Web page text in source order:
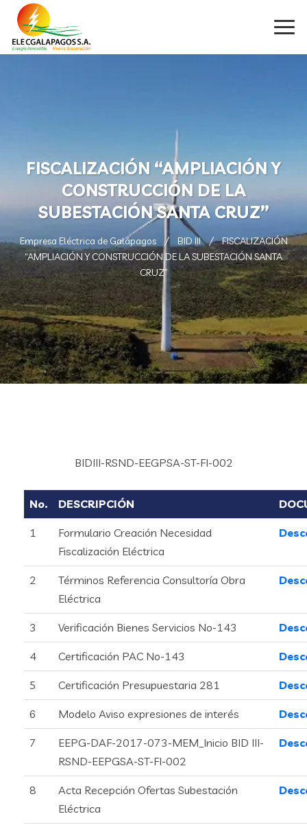
FISCALIZACIÓN “AMPLIACIÓN Y
CONSTRUCCIÓN DE LA
SUBESTACIÓN SANTA CRUZ”
Empresa Eléctrica de Galápagos BID III
FISCALIZACIÓN
“AMPLIACIÓN Y CONSTRUCCIÓN DE LA SUBESTACIÓN SANTA
CRUZ”
BIDIII-RSND-EEGPSA-ST-FI-002
No. DESCRIPCIÓN
1
Formulario Creación Necesidad
Fiscalización Eléctrica
2
Términos Referencia Consultoría Obra
Eléctrica
3 Verificación Bienes Servicios No-143
4 Certificación PAC No-143
5 Certificación Presupuestaria 281
6 Modelo Aviso expresiones de interés
7
EEPG-DAF-2017-073-MEM_Inicio BID III-
RSND-EEPGSA-ST-FI-002
8
Acta Recepción Ofertas Subestación
Eléctrica